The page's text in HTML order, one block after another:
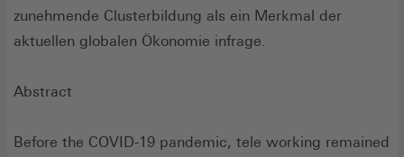
zunehmende Clusterbildung als ein Merkmal der
aktuellen globalen Ökonomie infrage.
Abstract
Before the COVID-19 pandemic, tele working remained